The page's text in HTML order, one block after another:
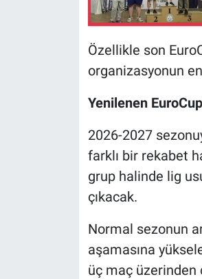
Özellikle son
organizasyonun
Yenilenen
2026-2027
farklı bir rekabet
grup halinde lig
çıkacak.
Normal sezonun
aşamasına
üç maç